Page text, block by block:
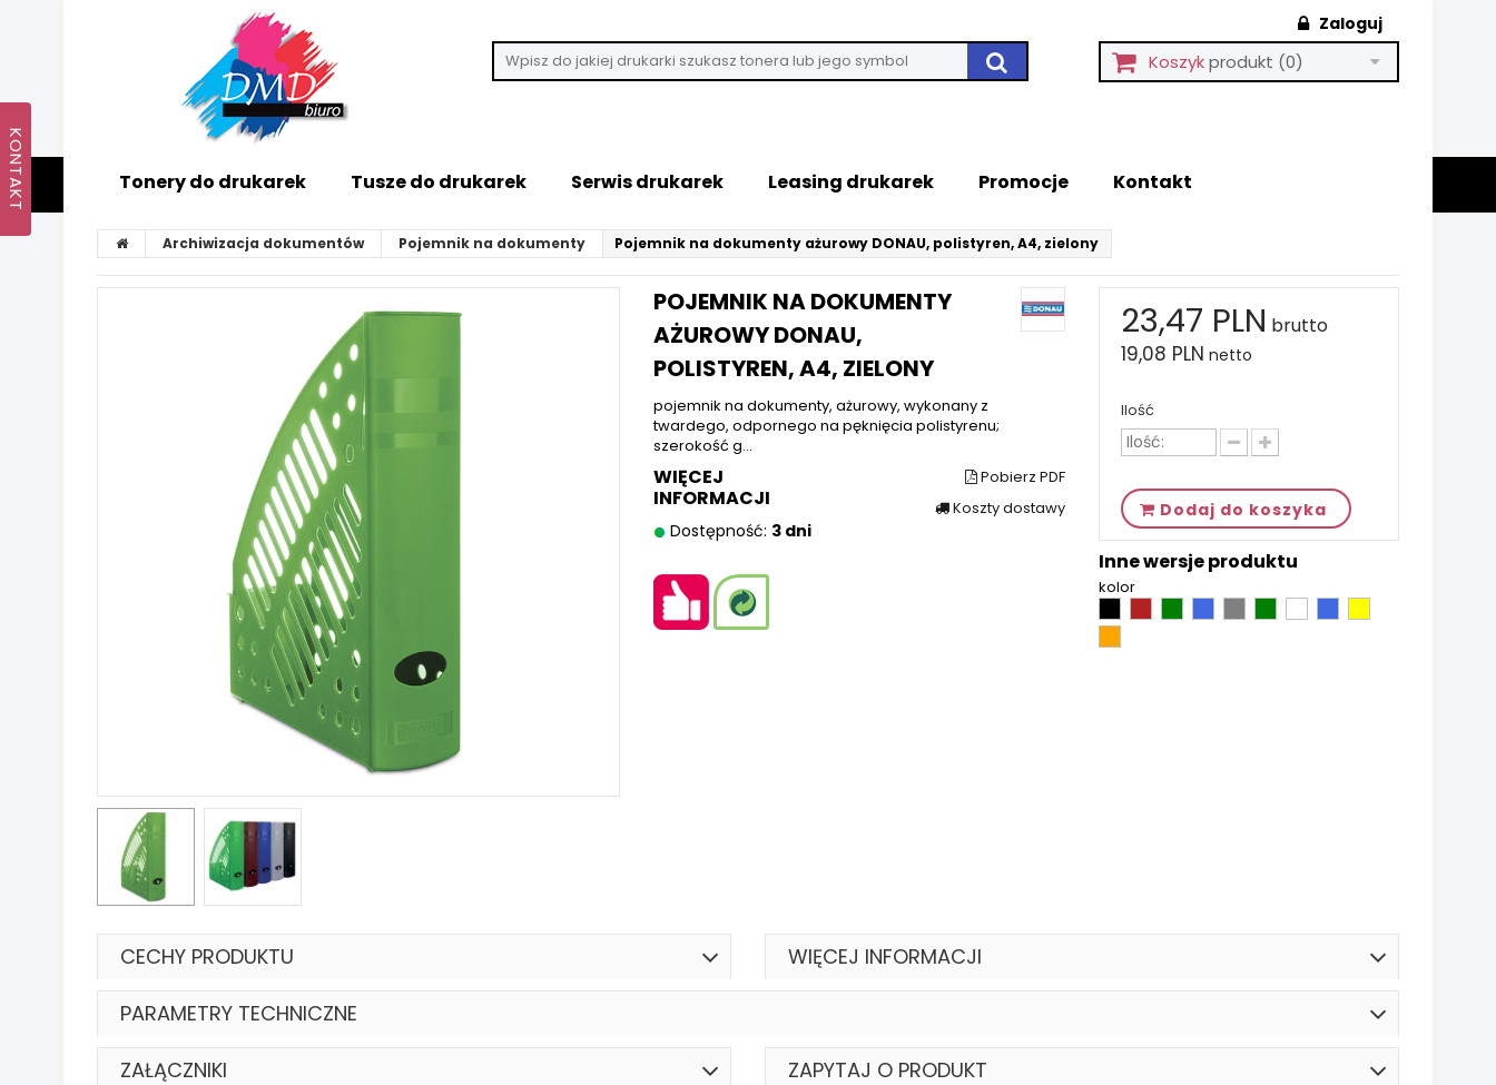
Zaloguj
Koszykprodukt (0)
Tonery do drukarek Tusze do drukarek Serwis drukarek Leasing drukarek Promocje Kontakt
Archiwizacja dokumentów Pojemnik na dokumenty Pojemnik na dokumenty ażurowy DONAU, polistyren, A4, zielony
POJEMNIK NA DOKUMENTY
AŻUROWY DONAU,
POLISTYREN, A4, ZIELONY
pojemnik na dokumenty, ażurowy, wykonany z
twardego, odpornego na pęknięcia polistyrenu;
szerokość g...
WIĘCEJ
INFORMACJI
Dostępność: 3 dni
Pobierz PDF
Koszty dostawy
23,47 PLN brutto
19,08 PLN netto
Ilość
Dodaj do koszyka
Inne wersje produktu
kolor
CECHY PRODUKTU WIĘCEJ INFORMACJI
PARAMETRY TECHNICZNE
ZAŁĄCZNIKI ZAPYTAJ O PRODUKT